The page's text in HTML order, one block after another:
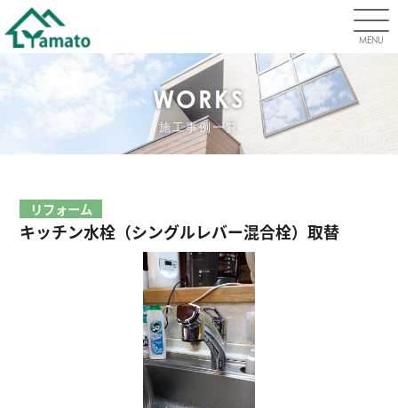
MENU
WORKS
施工事例一覧
リフォーム
キッチン水栓（シングルレバー混合栓）取替